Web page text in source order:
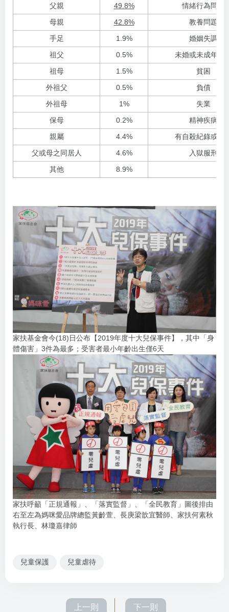
父親 49.8%
情緒行為問題
母親
42.8%
教養問題
手足
1.9%
婚姻失調
祖父
0.5%
未婚或未成年生
祖母
1.5%
貧困
外祖父
0.5%
負債
外祖母
1%
失業
保母
0.2%
精神疾病
親屬
4.4%
有自殺紀錄或意
父或母之同居人
4.6%
入獄服刑
其他
8.9%
家扶基金會今(18)日公布【2019年度十大兒保事件】，其中「身
體傷害」3件為最多；受害者最小年齡出生僅6天
家扶呼籲「正規通報」、「落實監督」、「全民教育」圖後排由
右至左為媽咪愛品牌總監黃齡萱、長庚梁歆宜醫師、家扶何素秋
執行長、林瓊嘉律師
兒童保護 兒童虐待
上一則 下一則